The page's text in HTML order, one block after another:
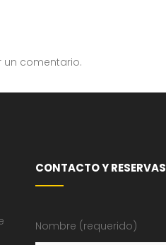
comentario.
CONTACTO Y RESERVAS
Nombre (requerido)